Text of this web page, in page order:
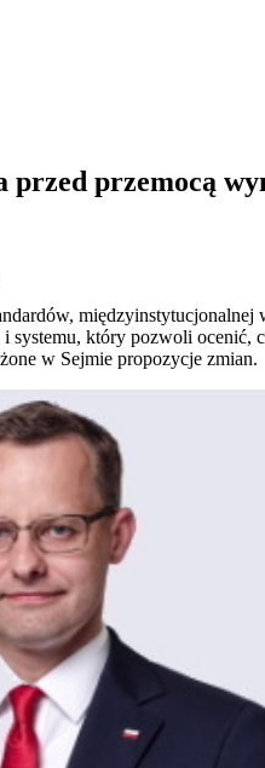
przemocą
międzyinstytucjonalnej
który pozwoli ocenić,
w Sejmie propozycje zmian.